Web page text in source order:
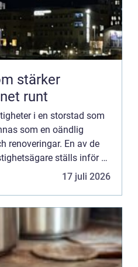
stärker
runt
i en storstad som
som en oändlig
renoveringar. En av de
ställs inför är
17 juli 2026